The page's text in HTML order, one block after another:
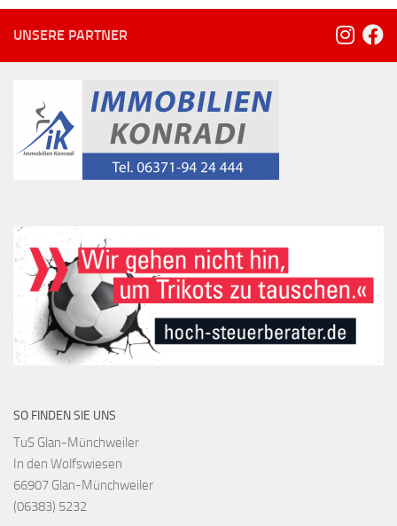
UNSERE PARTNER
SO FINDEN SIE UNS
TuS Glan-Münchweiler
In den Wolfswiesen
66907 Glan-Münchweiler
(06383) 5232